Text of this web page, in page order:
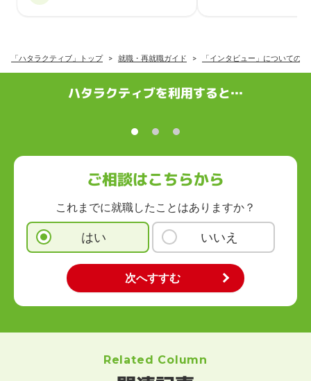
「ハタラクティブ」トップ 就職・再就職ガイド 「インタビュー」についての
ハタラクティブを利用すると…
ご相談はこちらから
これまでに就職したことはありますか？
はい いいえ
Related Column